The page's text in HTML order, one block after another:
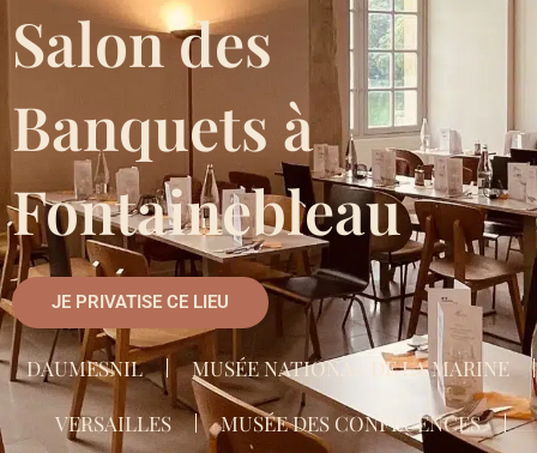
Salon des
Banquets à
Fontainebleau
JE PRIVATISE CE LIEU
DAUMESNIL MUSÉE NATIONAL DE LA MARINE
VERSAILLES MUSÉE DES CONFLUENCES